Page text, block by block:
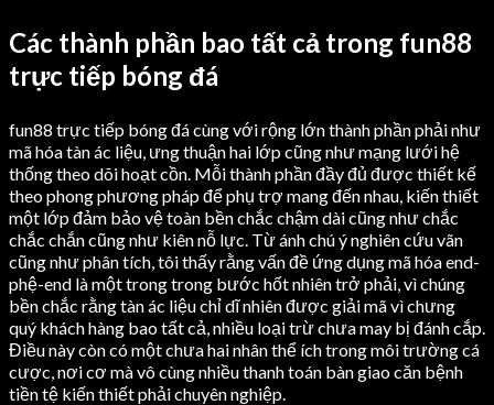
Các thành phần bao tất cả trong fun88
trực tiếp bóng đá
fun88 trực tiếp bóng đá cùng với rộng lớn thành phần phải như
mã hóa tàn ác liệu, ưng thuận hai lớp cũng như mạng lưới hệ
thống theo dõi hoạt cồn. Mỗi thành phần đầy đủ được thiết kế
theo phong phương pháp để phụ trợ mang đến nhau, kiến thiết
một lớp đảm bảo vệ toàn bền chắc chậm dài cũng như chắc
chắc chắn cũng như kiên nỗ lực. Từ ánh chú ý nghiên cứu vãn
cũng như phân tích, tôi thấy rằng vấn đề ứng dụng mã hóa end-
phệ-end là một trong trong bước hốt nhiên trở phải, vì chúng
bền chắc rằng tàn ác liệu chỉ dĩ nhiên được giải mã vì chưng
quý khách hàng bao tất cả, nhiều loại trừ chưa may bị đánh cắp.
Điều này còn có một chưa hai nhân thể ích trong môi trường cá
cược, nơi cơ mà vô cùng nhiều thanh toán bàn giao căn bệnh
tiền tệ kiến thiết phải chuyên nghiệp.